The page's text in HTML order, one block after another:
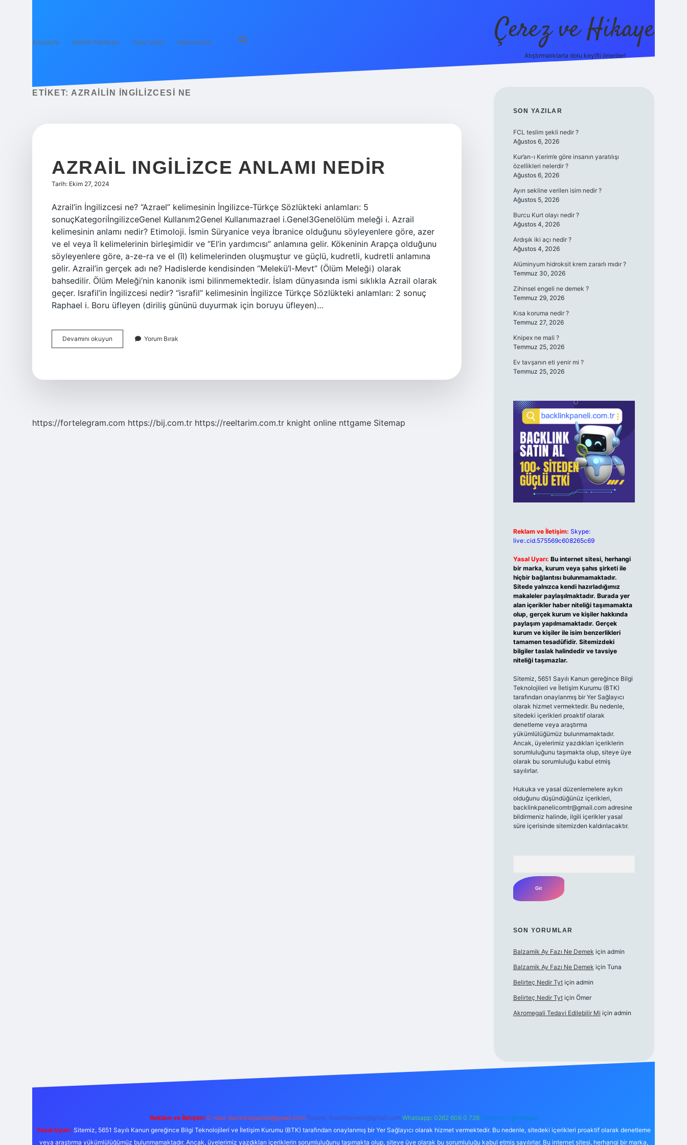
Anasayfa Gizlilik Politikası Yasal Uyarı Hakkımızda Çerez ve Hikaye
Atıştırmalıklarla dolu keyifli öneriler!
ETIKET: AZRAILIN İNGILIZCESI NE
AZRAIL INGILIZCE ANLAMI NEDIR
Tarih: Ekim 27, 2024
Azrail’in İngilizcesi ne? “Azrael” kelimesinin İngilizce-Türkçe Sözlükteki anlamları: 5
sonuçKategoriİngilizceGenel Kullanım2Genel Kullanımazrael i.Genel3Genelölüm meleği i. Azrail
kelimesinin anlamı nedir? Etimoloji. İsmin Süryanice veya İbranice olduğunu söyleyenlere göre, azer
ve el veya îl kelimelerinin birleşimidir ve “El’in yardımcısı” anlamına gelir. Kökeninin Arapça olduğunu
söyleyenlere göre, a-ze-ra ve el (îl) kelimelerinden oluşmuştur ve güçlü, kudretli, kudretli anlamına
gelir. Azrail’in gerçek adı ne? Hadislerde kendisinden “Melekü’l-Mevt” (Ölüm Meleği) olarak
bahsedilir. Ölüm Meleği’nin kanonik ismi bilinmemektedir. İslam dünyasında ismi sıklıkla Azrail olarak
geçer. Israfil’in İngilizcesi nedir? “israfil” kelimesinin İngilizce Türkçe Sözlükteki anlamları: 2 sonuç
Raphael i. Boru üfleyen (diriliş gününü duyurmak için boruyu üfleyen)…
Devamını okuyun
Ingilizce
Yorum Bırak
https://fortelegram.com https://bij.com.tr https://reeltarim.com.tr knight online nttgame Sitemap
SIDEBAR
SON YAZILAR
FCL teslim şekli nedir ?
Ağustos 6, 2026
Kur’an-ı Kerim’e göre insanın yaratılışı
özellikleri nelerdir ?
Ağustos 6, 2026
Ayın sekline verilen isim nedir ?
Ağustos 5, 2026
Burcu Kurt olayı nedir ?
Ağustos 4, 2026
Ardışık iki açı nedir ?
Ağustos 4, 2026
Alüminyum hidroksit krem zararlı mıdır ?
Temmuz 30, 2026
Zihinsel engeli ne demek ?
Temmuz 29, 2026
Kısa koruma nedir ?
Temmuz 27, 2026
Knipex ne mali ?
Temmuz 25, 2026
Ev tavşanın eti yenir mi ?
Temmuz 25, 2026
Reklam ve İletişim: Skype:
live:.cid.575569c608265c69
Yasal Uyarı: Bu internet sitesi, herhangi
bir marka, kurum veya şahıs şirketi ile
hiçbir bağlantısı bulunmamaktadır.
Sitede yalnızca kendi hazırladığımız
makaleler paylaşılmaktadır. Burada yer
alan içerikler haber niteliği taşımamakta
olup, gerçek kurum ve kişiler hakkında
paylaşım yapılmamaktadır. Gerçek
kurum ve kişiler ile isim benzerlikleri
tamamen tesadüfidir. Sitemizdeki
bilgiler taslak halindedir ve tavsiye
niteliği taşımazlar.
Sitemiz, 5651 Sayılı Kanun gereğince Bilgi
Teknolojileri ve İletişim Kurumu (BTK)
tarafından onaylanmış bir Yer Sağlayıcı
olarak hizmet vermektedir. Bu nedenle,
sitedeki içerikleri proaktif olarak
denetleme veya araştırma
yükümlülüğümüz bulunmamaktadır.
Ancak, üyelerimiz yazdıkları içeriklerin
sorumluluğunu taşımakta olup, siteye üye
olarak bu sorumluluğu kabul etmiş
sayılırlar.
Hukuka ve yasal düzenlemelere aykırı
olduğunu düşündüğünüz içerikleri,
backlinkpanelicomtr@gmail.comadresine
bildirmeniz halinde, ilgili içerikler yasal
süre içerisinde sitemizden kaldırılacaktır.
SON YORUMLAR
Balzamik Ay Fazı Ne Demek için admin
Balzamik Ay Fazı Ne Demek için Tuna
Belirteç Nedir Tytiçin admin
Belirteç Nedir Tytiçin Ömer
Akromegali Tedavi Edilebilir Mi için admin
Reklam ve İletişim: E-mail: backlinkpaneli@gmail.com Teams: forumhizmeti@gmail.com Whatsapp: 0262 606 0 726 Telegram: @karabul
Yasal Uyarı: Sitemiz, 5651 Sayılı Kanun gereğince Bilgi Teknolojileri ve İletişim Kurumu (BTK) tarafından onaylanmış bir Yer Sağlayıcı olarak hizmet vermektedir. Bu nedenle, sitedeki içerikleri proaktif olarak denetleme
veya araştırma yükümlülüğümüz bulunmamaktadır. Ancak, üyelerimiz yazdıkları içeriklerin sorumluluğunu taşımakta olup, siteye üye olarak bu sorumluluğu kabul etmiş sayılırlar. Bu internet sitesi, herhangi bir marka,